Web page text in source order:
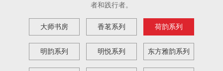
者和践行者。
大师书房 香茗系列 荷韵系列
明韵系列 明悦系列 东方雅韵系列